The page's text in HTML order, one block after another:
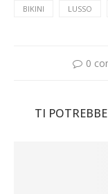
BIKINI LUSSO
0
TI